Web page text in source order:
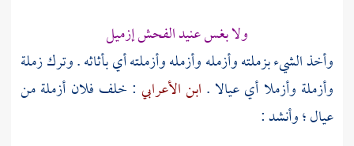
ولا بغس عنيد الفحش إزميل
وأخذ الشيء بزملته وأزمله وأزمله وأزملته أي بأثاثه . وترك زملة
وأزملة وأزملا أي عيالا . ابن الأعرابي : خلف فلان أزملة من
عيال ؛ وأنشد :